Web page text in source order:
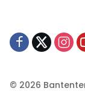
© 2026